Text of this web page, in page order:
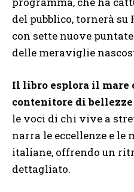
del pubblico, tornerà su
con sette nuove
delle meraviglie
Il libro esplora il mare
contenitore di
le voci di chi vive a
narra le eccellenze e le
italiane, offrendo un
dettagliato.